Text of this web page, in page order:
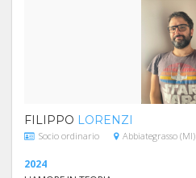
FILIPPO LORENZI
Socio ordinario Abbiategrasso (MI)
2024